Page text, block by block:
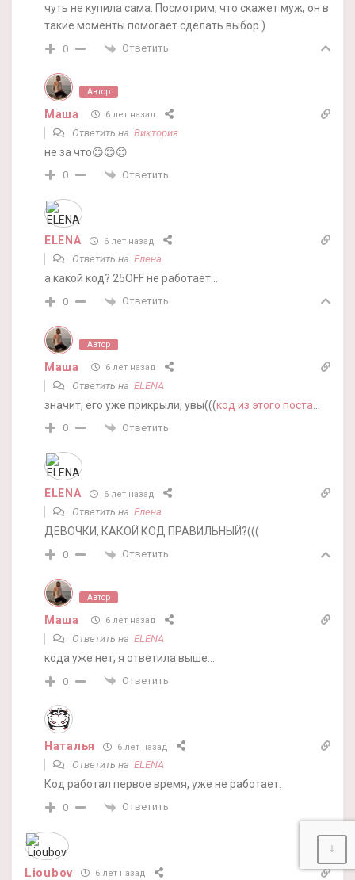
чуть не купила сама. Посмотрим, что скажет муж, он в
такие моменты помогает сделать выбор )
0 Ответить
Автор
Маша 6 лет назад
Ответить на Виктория
не за что😊😊😊
0 Ответить
ELENA 6 лет назад
Ответить на Елена
а какой код? 25OFF не работает…
0 Ответить
Автор
Маша 6 лет назад
Ответить на ELENA
значит, его уже прикрыли, увы(((код из этого поста
0 Ответить
ELENA 6 лет назад
Ответить на Елена
ДЕВОЧКИ, КАКОЙ КОД ПРАВИЛЬНЫЙ?(((
0 Ответить
Автор
Маша 6 лет назад
Ответить на ELENA
кода уже нет, я ответила выше…
0 Ответить
Наталья 6 лет назад
Ответить на ELENA
Код работал первое время, уже не работает.
0 Ответить
Lioubov 6 лет назад
↓